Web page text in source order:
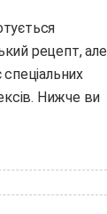
рецепт, але
Нижче ви